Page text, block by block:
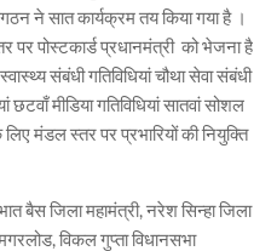
ने सात कार्यक्रम तय किया गया है ।
पर पोस्टकार्ड प्रधानमंत्री को भेजना है
संबंधी गतिविधियां चौथा सेवा संबंधी
छटवाँ मीडिया गतिविधियां सातवां सोशल
लिए मंडल स्तर पर प्रभारियों की नियुक्ति
बैस जिला महामंत्री, नरेश सिन्हा जिला
विकल गुप्ता विधानसभा